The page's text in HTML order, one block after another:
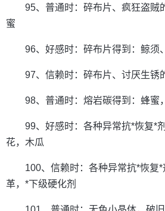
95、普通时：碎布片、疯狂盗贼
蜜
96、好感时：碎布片得到：鲸须
97、信赖时：碎布片、讨厌生锈
98、普通时：熔岩碳得到：蜂蜜
99、好感时：各种异常抗*恢复*
花，木瓜
100、信赖时：各种异常抗*恢复
革，*下级硬化剂